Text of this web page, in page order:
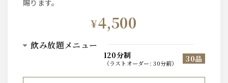
賜ります。
¥4,500
飲み放題メニュー
120分制
（ ラストオーダー:30分前） 30品